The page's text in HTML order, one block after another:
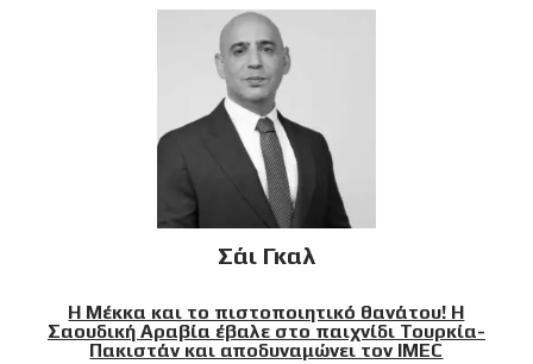
Σάι Γκαλ
Η Μέκκα και το πιστοποιητικό θανάτου! Η
Σαουδική Αραβία έβαλε στο παιχνίδι Τουρκία-
Πακιστάν και αποδυναμώνει τον IMEC